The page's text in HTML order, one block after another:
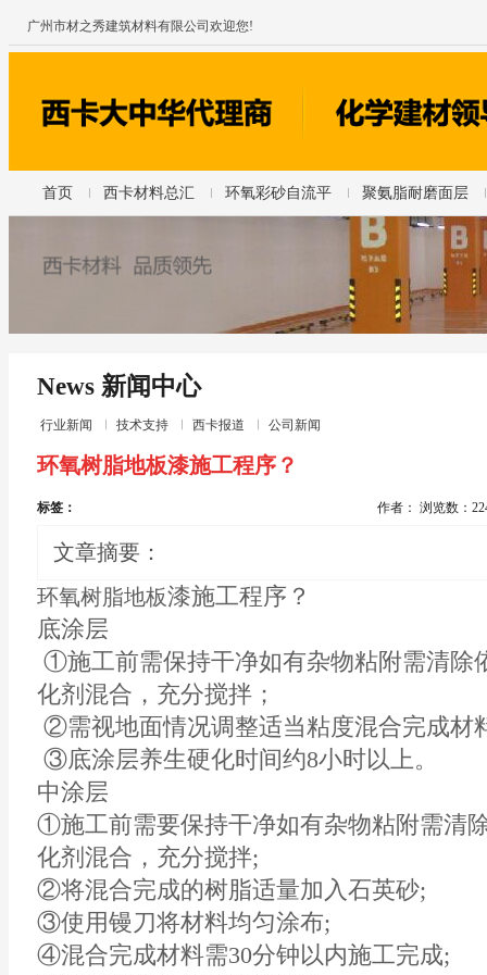
广州市材之秀建筑材料有限公司欢迎您!
首页 西卡材料总汇 环氧彩砂自流平 聚氨脂耐磨面层
News 新闻中心
行业新闻 技术支持 西卡报道 公司新闻
环氧树脂地板漆施工程序？
标签： 作者： 浏览数：
文章摘要：
环氧树脂地板漆施工程序？
底涂层
①施工前需保持干净如有杂物粘附需清除
化剂混合，充分搅拌；
②需视地面情况调整适当粘度混合完成材
③底涂层养生硬化时间约8小时以上。
中涂层
①施工前需要保持干净如有杂物粘附需清
化剂混合，充分搅拌;
②将混合完成的树脂适量加入石英砂;
③使用镘刀将材料均匀涂布;
④混合完成材料需30分钟以内施工完成;